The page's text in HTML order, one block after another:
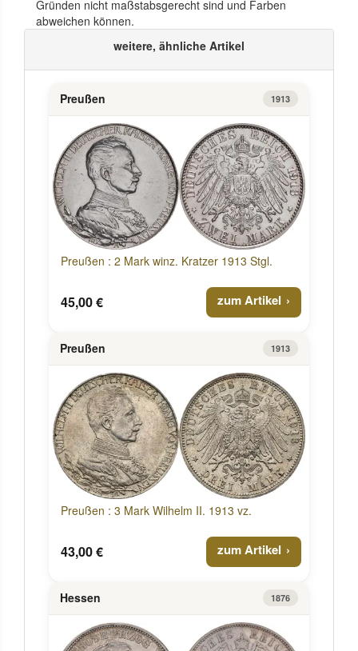
Gründen nicht maßstabsgerecht sind und Farben
abweichen können.
weitere, ähnliche Artikel
Preußen 1913
Preußen : 2 Mark winz. Kratzer 1913 Stgl.
45,00 € zum Artikel
Preußen 1913
Preußen : 3 Mark Wilhelm II. 1913 vz.
43,00 € zum Artikel
Hessen 1876